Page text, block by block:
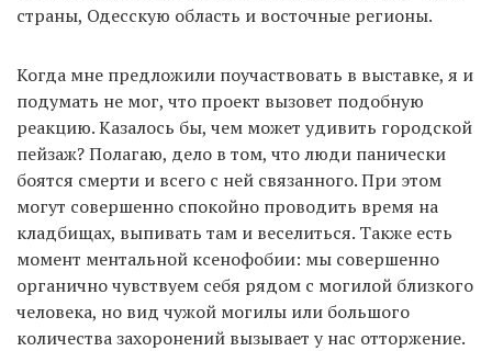
страны, Одесскую область и восточные регионы.
Когда мне предложили поучаствовать в выставке, я и
подумать не мог, что проект вызовет подобную
реакцию. Казалось бы, чем может удивить городской
пейзаж? Полагаю, дело в том, что люди панически
боятся смерти и всего с ней связанного. При этом
могут совершенно спокойно проводить время на
кладбищах, выпивать там и веселиться. Также есть
момент ментальной ксенофобии: мы совершенно
органично чувствуем себя рядом с могилой близкого
человека, но вид чужой могилы или большого
количества захоронений вызывает у нас отторжение.